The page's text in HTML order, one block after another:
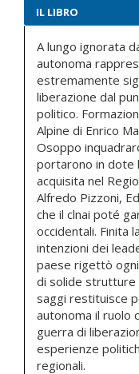
IL LIBRO
A lungo ignorata
autonoma
estremamente
liberazione dal
politico.
Alpine di Enrico
Osoppo
portarono in dote
acquisita nel
Alfredo Pizzoni,
che il clnai poté
occidentali. Finita
intenzioni dei
paese rigettò
di solide strutture
saggi restituisce
autonoma il ruolo
guerra di
esperienze
regionali.